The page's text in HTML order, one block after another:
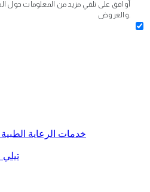
أوافق على تلقي مزيد من المعلومات حول
والعروض.
خدمات الرعاية الطبية
تيلي